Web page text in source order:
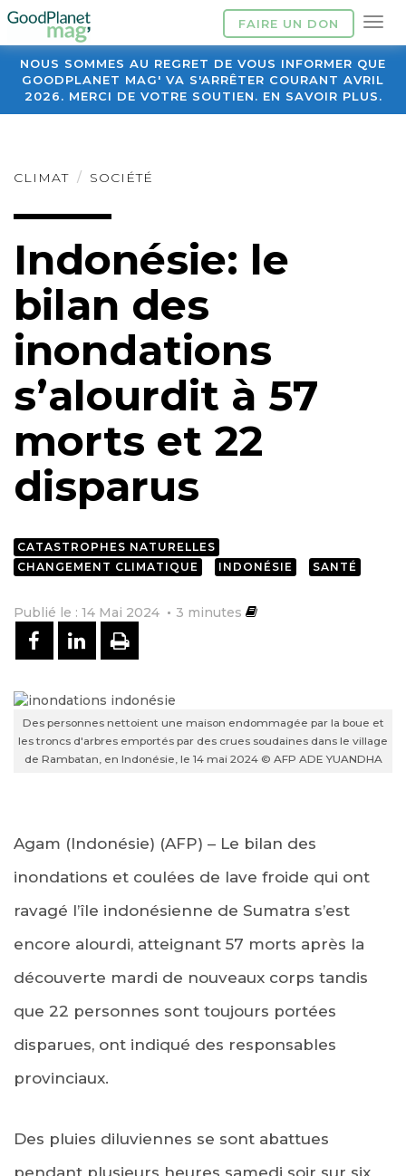
FAIRE UN DON
NOUS SOMMES AU REGRET DE VOUS INFORMER QUE
GOODPLANET MAG' VA S'ARRÊTER COURANT AVRIL
2026. MERCI DE VOTRE SOUTIEN. EN SAVOIR PLUS.
CLIMAT SOCIÉTÉ
Indonésie: le
bilan des
inondations
s’alourdit à 57
morts et 22
disparus
CATASTROPHES NATURELLES
CHANGEMENT CLIMATIQUE
INDONÉSIE SANTÉ
Publié le : 14 Mai 2024 3 minutes
PARTAGER SUR FACEBOOK
PARTAGER SUR LINKEDIN
IMPRIMER
Des personnes nettoient une maison endommagée par la boue et
les troncs d'arbres emportés par des crues soudaines dans le village
de Rambatan, en Indonésie, le 14 mai 2024 © AFP ADE YUANDHA
Agam (Indonésie) (AFP) – Le bilan des
inondations et coulées de lave froide qui ont
ravagé l’île indonésienne de Sumatra s’est
encore alourdi, atteignant 57 morts après la
découverte mardi de nouveaux corps tandis
que 22 personnes sont toujours portées
disparues, ont indiqué des responsables
provinciaux.
Des pluies diluviennes se sont abattues
pendant plusieurs heures samedi soir sur six